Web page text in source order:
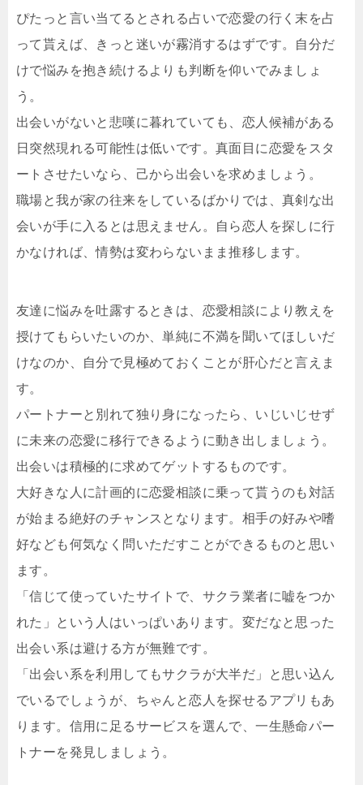
ぴたっと言い当てるとされる占いで恋愛の行く末を占
って貰えば、きっと迷いが霧消するはずです。自分だ
けで悩みを抱き続けるよりも判断を仰いでみましょ
う。
出会いがないと悲嘆に暮れていても、恋人候補がある
日突然現れる可能性は低いです。真面目に恋愛をスタ
ートさせたいなら、己から出会いを求めましょう。
職場と我が家の往来をしているばかりでは、真剣な出
会いが手に入るとは思えません。自ら恋人を探しに行
かなければ、情勢は変わらないまま推移します。
友達に悩みを吐露するときは、恋愛相談により教えを
授けてもらいたいのか、単純に不満を聞いてほしいだ
けなのか、自分で見極めておくことが肝心だと言えま
す。
パートナーと別れて独り身になったら、いじいじせず
に未来の恋愛に移行できるように動き出しましょう。
出会いは積極的に求めてゲットするものです。
大好きな人に計画的に恋愛相談に乗って貰うのも対話
が始まる絶好のチャンスとなります。相手の好みや嗜
好なども何気なく問いただすことができるものと思い
ます。
「信じて使っていたサイトで、サクラ業者に嘘をつか
れた」という人はいっぱいあります。変だなと思った
出会い系は避ける方が無難です。
「出会い系を利用してもサクラが大半だ」と思い込ん
でいるでしょうが、ちゃんと恋人を探せるアプリもあ
ります。信用に足るサービスを選んで、一生懸命パー
トナーを発見しましょう。